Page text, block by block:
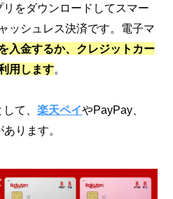
をダウンロードしてスマー
ッシュレス決済です。電子マ
入金するか、クレジットカー
用します。
して、楽天ペイやPayPay、
ります。